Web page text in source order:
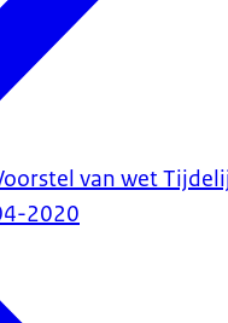
van wet
2020